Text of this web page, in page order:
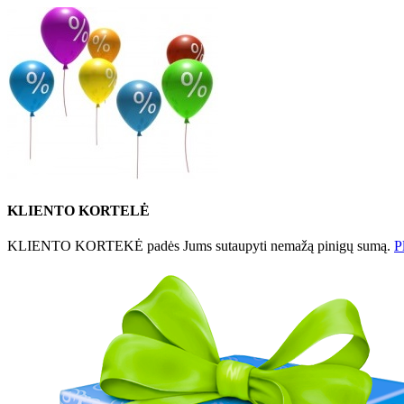
KLIENTO KORTELĖ
KLIENTO KORTEKĖ padės Jums sutaupyti nemažą pinigų sumą.